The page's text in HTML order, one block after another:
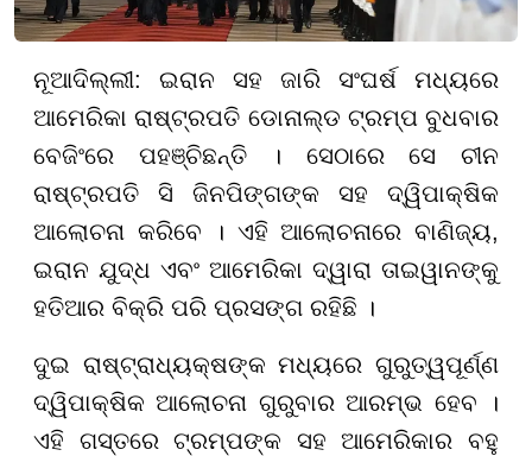
ନୂଆଦିଲ୍ଲୀ: ଇରାନ ସହ ଜାରି ସଂଘର୍ଷ ମଧ୍ୟରେ
ଆମେରିକା ରାଷ୍ଟ୍ରପତି ଡୋନାଲ୍ଡ ଟ୍ରମ୍ପ ବୁଧବାର
ବେଜିଂରେ ପହଞ୍ଚିଛନ୍ତି । ସେଠାରେ ସେ ଚୀନ
ରାଷ୍ଟ୍ରପତି ସି ଜିନପିଙ୍ଗଙ୍କ ସହ ଦ୍ୱିପାକ୍ଷିକ
ଆଲୋଚନା କରିବେ । ଏହି ଆଲୋଚନାରେ ବାଣିଜ୍ୟ,
ଇରାନ ଯୁଦ୍ଧ ଏବଂ ଆମେରିକା ଦ୍ୱାରା ତାଇୱାନଙ୍କୁ
ହତିଆର ବିକ୍ରି ପରି ପ୍ରସଙ୍ଗ ରହିଛି ।
ଦୁଇ ରାଷ୍ଟ୍ରାଧ୍ୟକ୍ଷଙ୍କ ମଧ୍ୟରେ ଗୁରୁତ୍ୱପୂର୍ଣ୍ଣ
ଦ୍ୱିପାକ୍ଷିକ ଆଲୋଚନା ଗୁରୁବାର ଆରମ୍ଭ ହେବ ।
ଏହି ଗସ୍ତରେ ଟ୍ରମ୍ପଙ୍କ ସହ ଆମେରିକାର ବହୁ